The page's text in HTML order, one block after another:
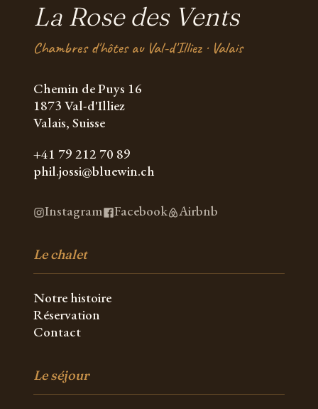
La Rose des Vents
Chambres d'hôtes au Val-d'Illiez · Valais
Chemin de Puys 16
1873 Val-d'Illiez
Valais, Suisse
+41 79 212 70 89
phil.jossi@bluewin.ch
Instagram Facebook Airbnb
Le chalet
Notre histoire
Réservation
Contact
Le séjour